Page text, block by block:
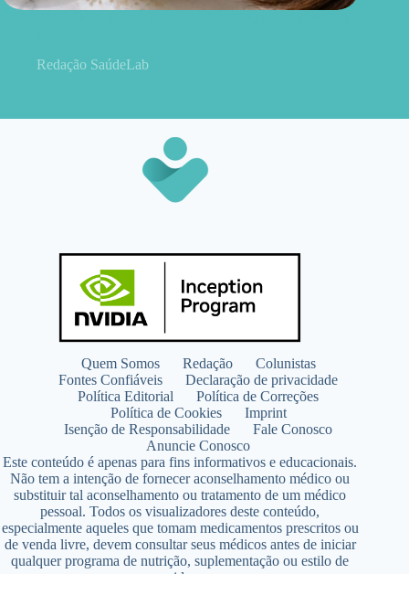
Redação SaúdeLab
Quem Somos Redação
Colunistas
Fontes Confiáveis
Declaração de privacidade
Política Editorial
Política de Correções
Política de Cookies
Imprint
Isenção de Responsabilidade
Fale Conosco
Anuncie Conosco
Este conteúdo é apenas para fins informativos e educacionais.
Não tem a intenção de fornecer aconselhamento médico ou
substituir tal aconselhamento ou tratamento de um médico
pessoal. Todos os visualizadores deste conteúdo,
especialmente aqueles que tomam medicamentos prescritos ou
de venda livre, devem consultar seus médicos antes de iniciar
qualquer programa de nutrição, suplementação ou estilo de
vida.